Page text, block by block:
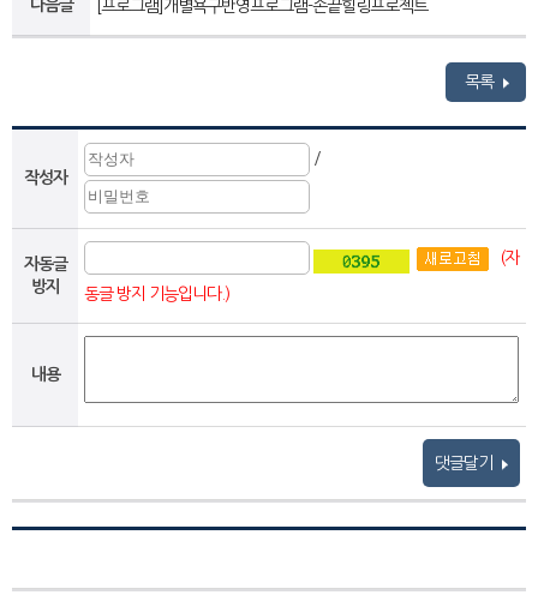
다음글 [프로그램]개별욕구반영프로그램-손끝힐링프로젝트
목록
작성자
/
자동글
방지
(자
동글 방지 기능입니다.)
내용
댓글달기